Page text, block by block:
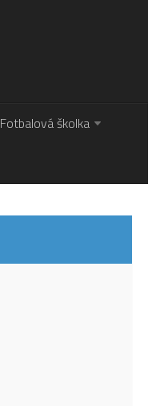
Fotbalová školka